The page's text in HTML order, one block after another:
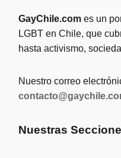
GayChile.com es un
LGBT en Chile, que
hasta activismo,
Nuestro correo
Nuestras